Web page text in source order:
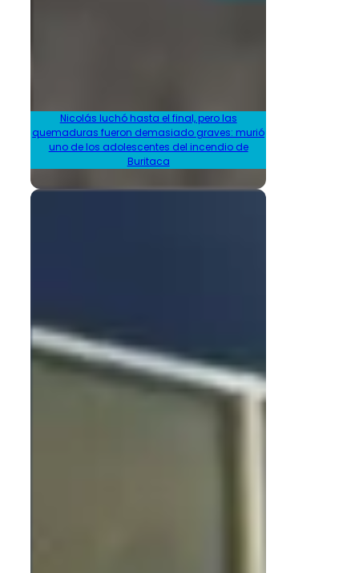
Nicolás luchó hasta el final, pero las
quemaduras fueron demasiado graves: murió
uno de los adolescentes del incendio de
Buritaca